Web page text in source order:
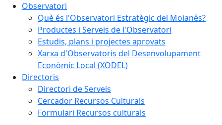
Observatori
Què és l'Observatori Estratègic del Moianès?
Productes i Serveis de l'Observatori
Estudis, plans i projectes aprovats
Xarxa d'Observatoris del Desenvolupament
Econòmic Local (XODEL)
Directoris
Directori de Serveis
Cercador Recursos Culturals
Formulari Recursos culturals